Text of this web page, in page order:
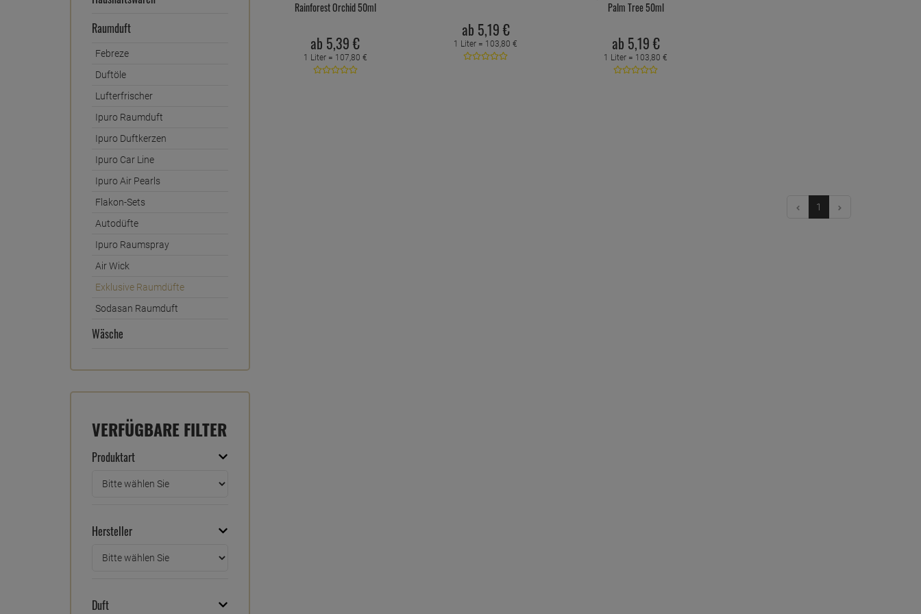
Raumduft
Febreze
Duftöle
Lufterfrischer
Ipuro Raumduft
Ipuro Duftkerzen
Ipuro Car Line
Ipuro Air Pearls
Flakon-Sets
Autodüfte
Ipuro Raumspray
Air Wick
Exklusive Raumdüfte
Sodasan Raumduft
Wäsche
VERFÜGBARE FILTER
Produktart
Hersteller
Duft
Rainforest Orchid 50ml
ab 5,39 €
1 Liter = 107,80 €
ab 5,19 €
1 Liter = 103,80 €
Palm Tree 50ml
ab 5,19 €
1 Liter = 103,80 €
1